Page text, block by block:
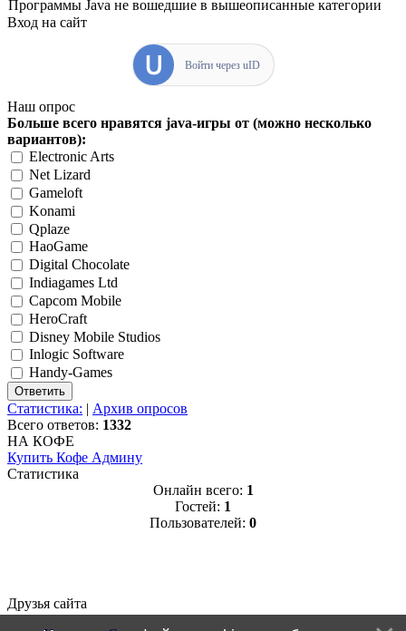
Программы Java не вошедшие в вышеописанные категории
Вход на сайт
Войти через uID
Наш опрос
Больше всего нравятся java-игры от (можно несколько
вариантов):
Electronic Arts
Net Lizard
Gameloft
Konami
Qplaze
HaoGame
Digital Chocolate
Indiagames Ltd
Capcom Mobile
HeroCraft
Disney Mobile Studios
Inlogic Software
Handy-Games
Статистика: | Архив опросов
Всего ответов: 1332
НА КОФЕ
Купить Кофе Админу
Статистика
Онлайн всего: 1
Гостей: 1
Пользователей: 0
Друзья сайта